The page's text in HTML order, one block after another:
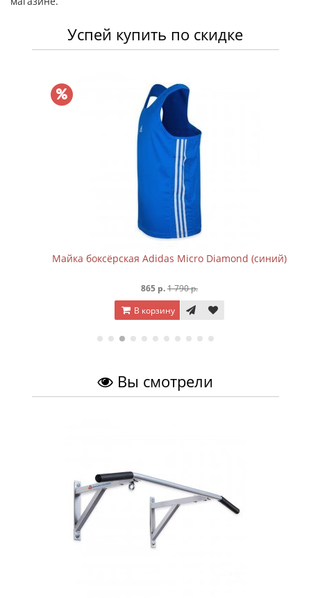
Успей купить по скидке
Майка боксёрская Adidas Micro Diamond (синий)
865 р.1 790 р.
В корзину
Вы смотрели